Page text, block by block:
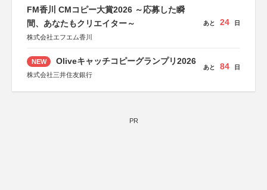
FM香川 CMコピー大賞2026 ～応募した瞬
間、あなたもクリエイター～
株式会社エフエム香川
あと 24 日
NEW Oliveキャッチコピーグランプリ2026
株式会社三井住友銀行
あと 84 日
PR